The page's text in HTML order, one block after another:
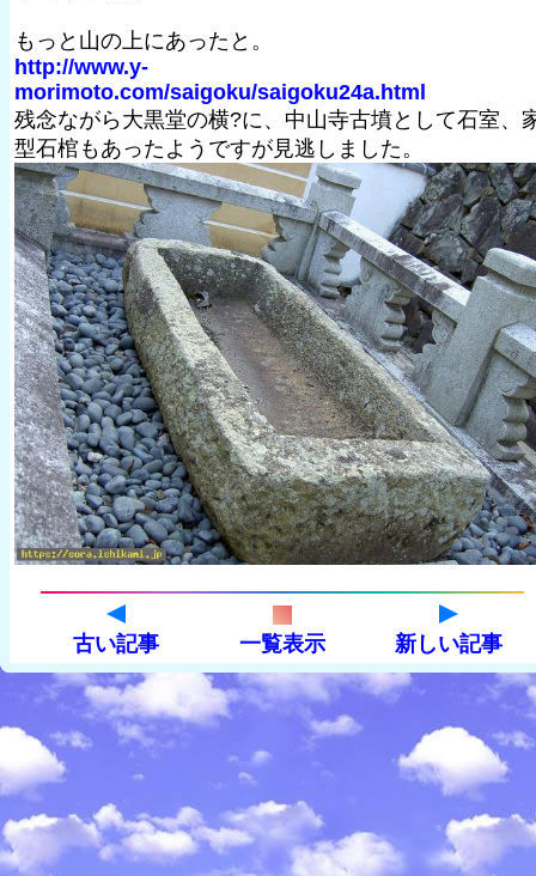
もっと山の上にあったと。
http://www.y-
morimoto.com/saigoku/saigoku24a.html
残念ながら大黒堂の横?に、中山寺古墳として石室、
型石棺もあったようですが見逃しました。
古い記事 一覧表示 新しい記事